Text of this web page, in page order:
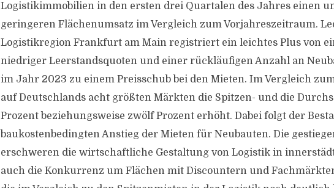
Logistikimmobilien in den ersten drei Quartalen des Jahres einen
geringeren Flächenumsatz im Vergleich zum Vorjahreszeitraum.
Logistikregion Frankfurt am Main registriert ein leichtes Plus von
niedriger Leerstandsquoten und einer rückläufigen Anzahl an
im Jahr 2023 zu einem Preisschub bei den Mieten. Im Vergleich
auf Deutschlands acht größten Märkten die Spitzen- und die
Prozent beziehungsweise zwölf Prozent erhöht. Dabei folgt der
baukostenbedingten Anstieg der Mieten für Neubauten. Die
erschweren die wirtschaftliche Gestaltung von Logistik in
auch die Konkurrenz um Flächen mit Discountern und